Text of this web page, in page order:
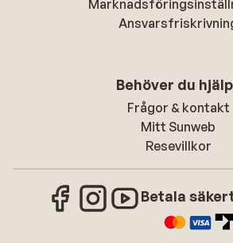
Behöver du
Frågor & kontakt
Mitt Sunweb
Resevillkor
Betala